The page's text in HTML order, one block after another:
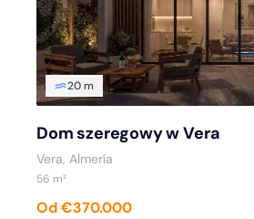
20 m
Dom szeregowy w Vera
Vera, Almería
56 m²
Od €370.000